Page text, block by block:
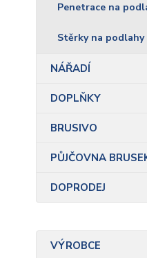
Penetrace na
Stěrky na podlahy
NÁŘADÍ
DOPLŇKY
BRUSIVO
PŮJČOVNA
DOPRODEJ
VÝROBCE